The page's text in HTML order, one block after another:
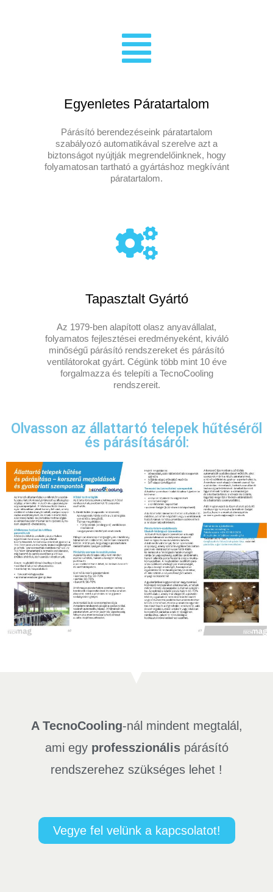
Egyenletes Páratartalom
Párásító berendezéseink páratartalom
szabályozó automatikával szerelve azt a
biztonságot nyújtják megrendelőinknek, hogy
folyamatosan tartható a gyártáshoz megkívánt
páratartalom.
Tapasztalt Gyártó
Az 1979-ben alapított olasz anyavállalat,
folyamatos fejlesztései eredményeként, kiváló
minőségű párásító rendszereket és párásító
ventilátorokat gyárt. Cégünk több mint 10 éve
forgalmazza és telepíti a TecnoCooling
rendszereit.
Olvasson az állattartó telepek hűtéséről
és párásításáról:
A TecnoCooling-nál mindent megtalál,
ami egy professzionális párásító
rendszerehez szükséges lehet !
Vegye fel velünk a kapcsolatot!